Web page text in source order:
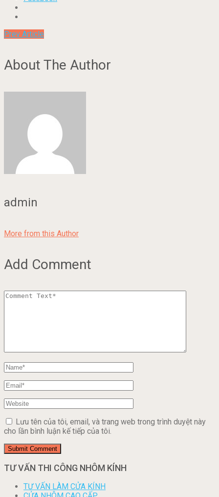
Prev Article
About The Author
admin
More from this Author
Add Comment
Lưu tên của tôi, email, và trang web trong trình duyệt này
cho lần bình luận kế tiếp của tôi.
TƯ VẤN THI CÔNG NHÔM KÍNH
TƯ VẤN LÀM CỬA KÍNH